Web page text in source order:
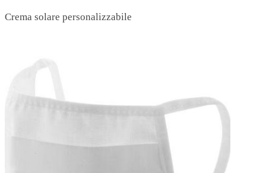
Crema solare personalizzabile